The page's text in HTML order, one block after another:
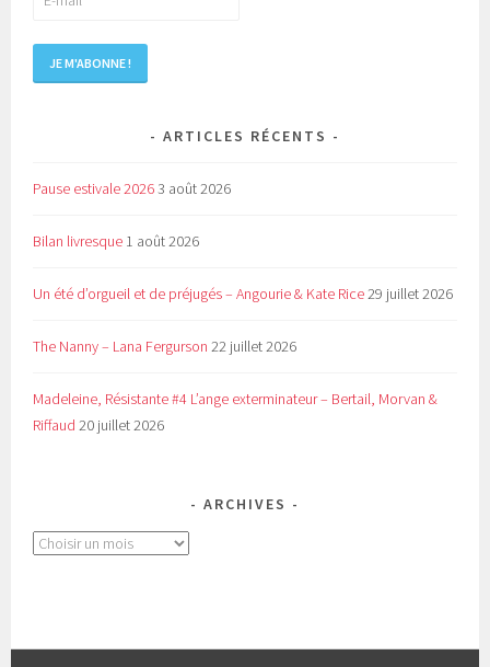
ARTICLES RÉCENTS
Pause estivale 20263 août 2026
Bilan livresque 1 août 2026
Un été d’orgueil et de préjugés – Angourie & Kate Rice29 juillet 2026
The Nanny – Lana Fergurson 22 juillet 2026
Madeleine, Résistante #4 L’ange exterminateur – Bertail, Morvan &
Riffaud 20 juillet 2026
ARCHIVES
Archives